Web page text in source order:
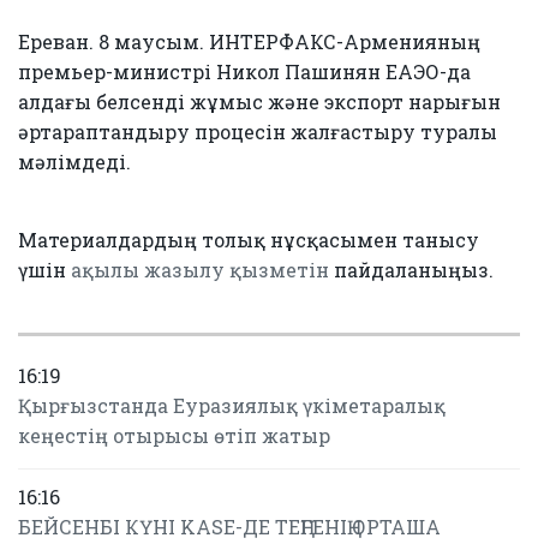
Ереван. 8 маусым. ИНТЕРФАКС-Арменияның
премьер-министрі Никол Пашинян ЕАЭО-да
алдағы белсенді жұмыс және экспорт нарығын
әртараптандыру процесін жалғастыру туралы
мәлімдеді.
Материалдардың толық нұсқасымен танысу
үшін ақылы жазылу қызметін пайдаланыңыз.
16:19
Қырғызстанда Еуразиялық үкіметаралық
кеңестің отырысы өтіп жатыр
16:16
БЕЙСЕНБІ КҮНІ KASE-ДЕ ТЕҢГЕНІҢ ОРТАША